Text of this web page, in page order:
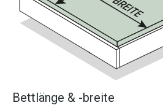
Bettlänge & -breite